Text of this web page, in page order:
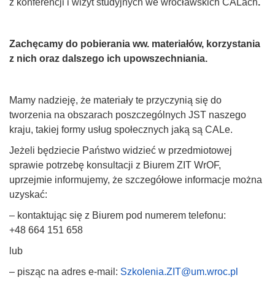
z konferencji i wizyt studyjnych we wrocławskich CALach.
Zachęcamy do pobierania ww. materiałów, korzystania
z nich oraz dalszego ich upowszechniania.
Mamy nadzieję, że materiały te przyczynią się do
tworzenia na obszarach poszczególnych JST naszego
kraju, takiej formy usług społecznych jaką są CALe.
Jeżeli będziecie Państwo widzieć w przedmiotowej
sprawie potrzebę konsultacji z Biurem ZIT WrOF,
uprzejmie informujemy, że szczegółowe informacje można
uzyskać:
– kontaktując się z Biurem pod numerem telefonu:
+48 664 151 658
lub
– pisząc na adres e-mail: Szkolenia.ZIT@um.wroc.pl